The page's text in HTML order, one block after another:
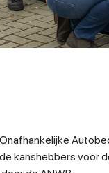
kanshebbers voor